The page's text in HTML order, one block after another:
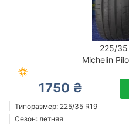
225/35
Michelin
1750 ₴
Типоразмер: 225/35 R19
Сезон: летняя